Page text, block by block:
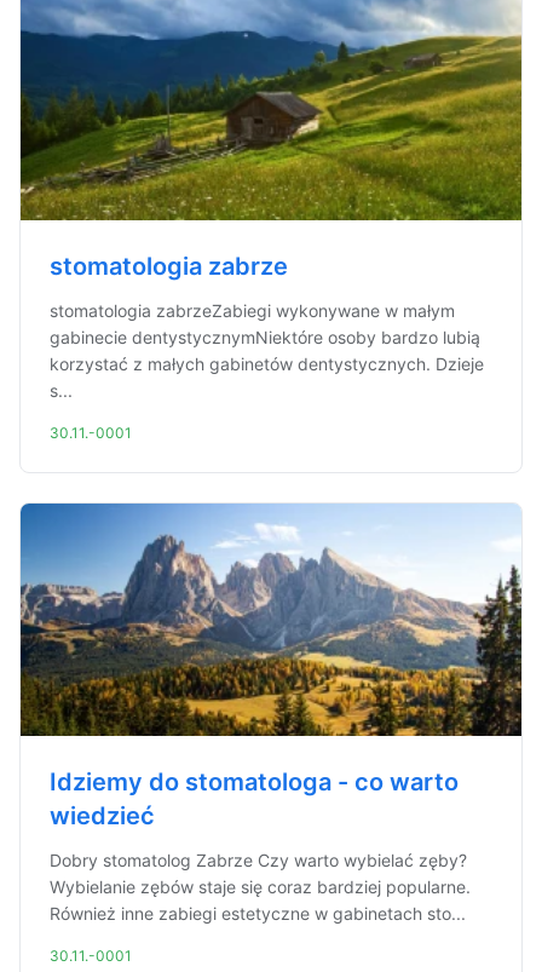
stomatologia zabrze
stomatologia zabrzeZabiegi wykonywane w małym
gabinecie dentystycznymNiektóre osoby bardzo lubią
korzystać z małych gabinetów dentystycznych. Dzieje
s...
30.11.-0001
Idziemy do stomatologa - co warto
wiedzieć
Dobry stomatolog Zabrze Czy warto wybielać zęby?
Wybielanie zębów staje się coraz bardziej popularne.
Również inne zabiegi estetyczne w gabinetach sto...
30.11.-0001